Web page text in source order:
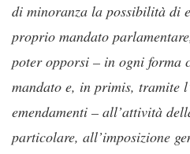
di minoranza la possibilità di
proprio mandato
poter opporsi – in ogni forma
mandato e, in primis, tramite
emendamenti – all’attività
particolare, all’imposizione